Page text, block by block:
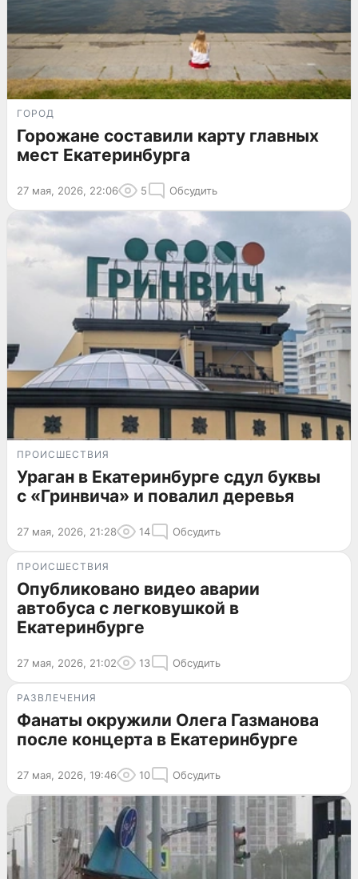
ГОРОД
Горожане составили карту главных
мест Екатеринбурга
27 мая, 2026, 22:06 5 Обсудить
ПРОИСШЕСТВИЯ
Ураган в Екатеринбурге сдул буквы
с «Гринвича» и повалил деревья
27 мая, 2026, 21:28 14 Обсудить
ПРОИСШЕСТВИЯ
Опубликовано видео аварии
автобуса с легковушкой в
Екатеринбурге
27 мая, 2026, 21:02 13 Обсудить
РАЗВЛЕЧЕНИЯ
Фанаты окружили Олега Газманова
после концерта в Екатеринбурге
27 мая, 2026, 19:46 10 Обсудить